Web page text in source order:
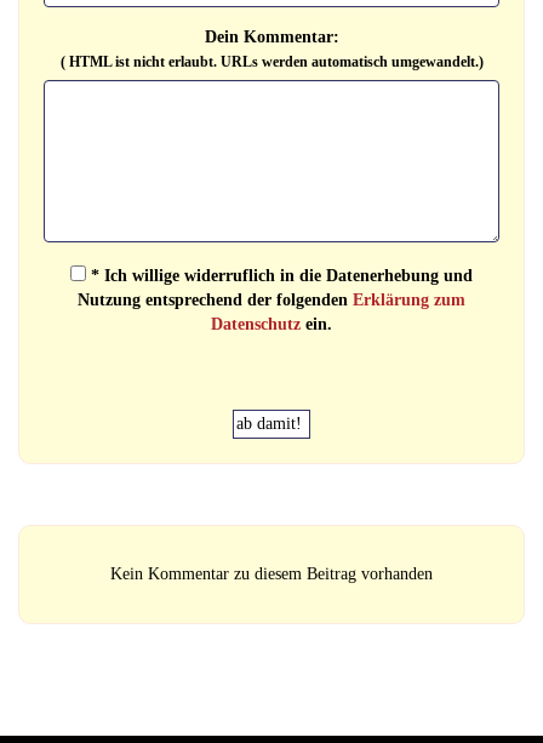
Dein Kommentar:
( HTML ist nichterlaubt. URLs werden automatisch umgewandelt.)
* Ich willige widerruflich in die Datenerhebung und
Nutzung entsprechend der folgenden Erklärung zum
Datenschutz ein.
Kein Kommentar zu diesem Beitrag vorhanden